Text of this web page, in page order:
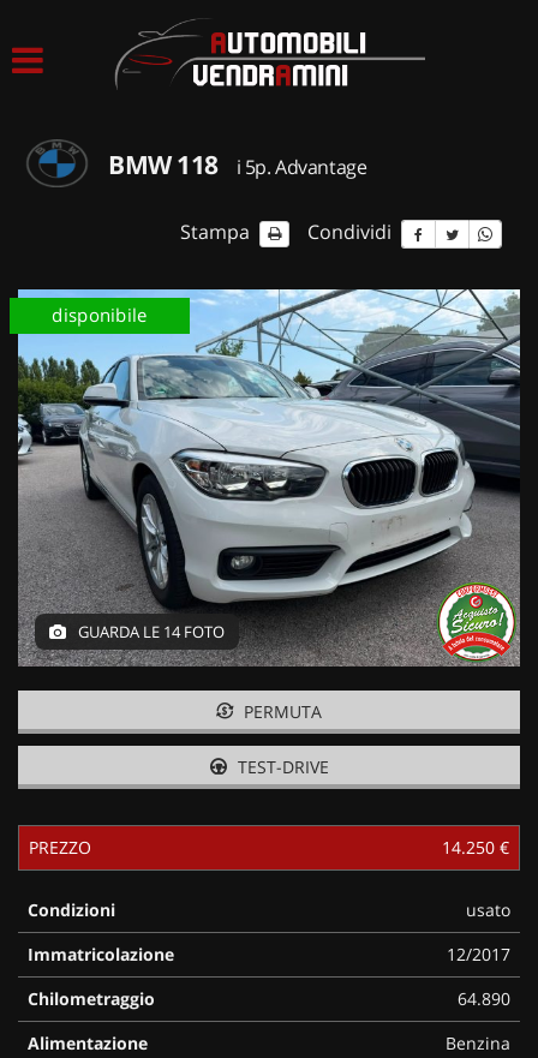
ACQUISTIAMO USATO
CONTATTI
BMW 118 i 5p. Advantage
Stampa Condividi
disponibile
GUARDA LE 14 FOTO
PERMUTA
TEST-DRIVE
PREZZO 14.250 €
Condizioni
usato
Immatricolazione
12/2017
Chilometraggio
64.890
Alimentazione
Benzina